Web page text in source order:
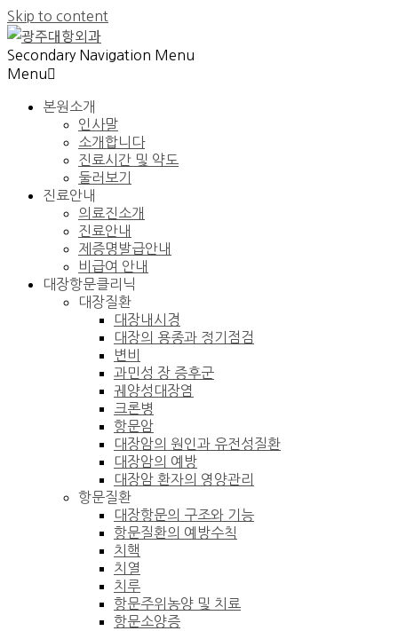
Skip to content
Secondary Navigation Menu
Menu
본원소개
인사말
소개합니다
진료시간 및 약도
둘러보기
진료안내
의료진소개
진료안내
제증명발급안내
비급여 안내
대장항문클리닉
대장질환
대장내시경
대장의 용종과 정기점검
변비
과민성 장 증후군
궤양성대장염
크론병
항문암
대장암의 원인과 유전성질환
대장암의 예방
대장암 환자의 영양관리
항문질환
대장항문의 구조와 기능
항문질환의 예방수칙
치핵
치열
치루
항문주위농양 및 치료
항문소양증